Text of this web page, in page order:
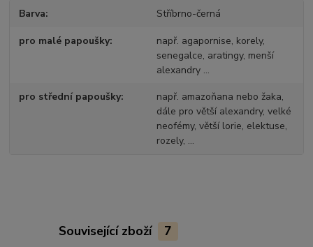
Barva Stříbrno-černá
pro malé papoušky
např. agapornise, korely,
senegalce, aratingy, menší
alexandry ...
pro střední papoušky
např. amazoňana nebo žaka,
dále pro větší alexandry, velké
neofémy, větší lorie, elektuse,
rozely, ...
Související zboží 7